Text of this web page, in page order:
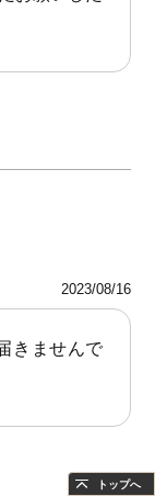
2023/08/16
きませんで
トップへ